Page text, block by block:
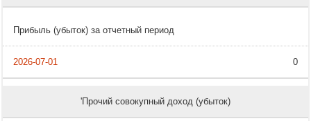
Прибыль (убыток) за отчетный период
0
'Прочий совокупный доход (убыток)